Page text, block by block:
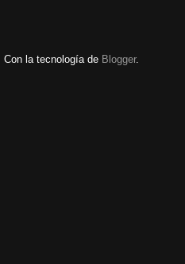
Con la tecnología de Blogger.